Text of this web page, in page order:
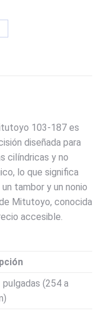
103-187 es
diseñada para
cilíndricas y no
lo que significa
tambor y un nonio
Mitutoyo, conocida
accesible.
pulgadas (254 a